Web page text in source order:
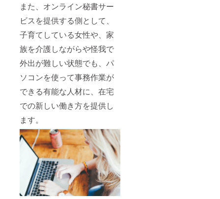
また、オンライン秘書サー
ビスを提供する側として、
子育てしている女性や、家
族を介護しながらや怪我で
外出が難しい状態でも、パ
ソコンを使って事務作業が
できる有能な人材に、在宅
での新しい働き方を提供し
ます。